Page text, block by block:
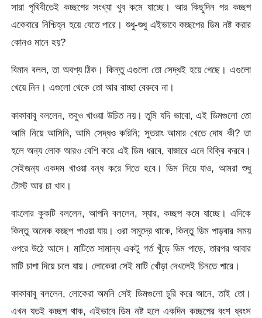
সারা পৃথিবীতেই কচ্ছপের সংখ্যা খুব কমে যাচ্ছে। আর কিছুদিন পর কচ্ছপ
একেবারে নিশ্চিহ্ন হয়ে যেতে পারে। শুধু-শুধু এইভাবে কচ্ছপের ডিম নষ্ট করার
কোনও মানে হয়?
বিমান বলল, তা অবশ্য ঠিক। কিন্তু এগুলো তো সেদ্ধই হয়ে গেছে। এগুলো
খেয়ে নিন। এগুলো থেকে তো আর বাচ্ছা বেরুবে না।
কাকাবাবু বললেন, তবুও খাওয়া উচিত নয়। তুমি যদি ভাবো, এই ডিমগুলো তো
আমি নিয়ে আসিনি, আমি সেদ্ধও করিনি; সুতরাং আমার খেতে দোষ কী? তা
হলে অন্য লোক আরও বেশি করে এই ডিম ধরবে, বাজারে এনে বিক্রি করবে।
সেইজন্য একদম খাওয়া বন্ধ করে দিতে হবে। ডিম নিয়ে যাও, আমরা শুধু
টোস্ট আর চা খাব।
বাংলোর কুকটি বললেন, আপনি বললেন, স্যার, কচ্ছপ কমে যাচ্ছে। এদিকে
কিন্তু অনেক কচ্ছপ পাওয়া যায়। ওরা সমুদ্রে থাকে, কিন্তু ডিম পাড়বার সময়
ওপরে উঠে আসে। মাটিতে সামান্য একটু গর্ত খুঁড়ে ডিম পাড়ে, তারপর আবার
মাটি চাপা দিয়ে চলে যায়। লোকেরা সেই মাটি খোঁড়া দেখলেই চিনতে পারে।
কাকাবাবু বললেন, লোকেরা অমনি সেই ডিমগুলো চুরি করে আনে, তাই তো।
এখন যতই কচ্ছপ থাক, এইভাবে ডিম নষ্ট হলে একদিন কচ্ছপের বংশ ধ্বংস